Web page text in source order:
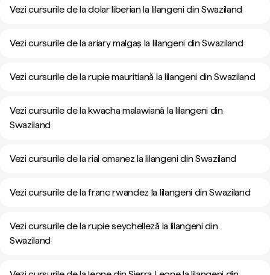
Vezi cursurile de la dolar liberian la lilangeni din Swaziland
Vezi cursurile de la ariary malgaș la lilangeni din Swaziland
Vezi cursurile de la rupie mauritiană la lilangeni din Swaziland
Vezi cursurile de la kwacha malawiană la lilangeni din
Swaziland
Vezi cursurile de la rial omanez la lilangeni din Swaziland
Vezi cursurile de la franc rwandez la lilangeni din Swaziland
Vezi cursurile de la rupie seychelleză la lilangeni din
Swaziland